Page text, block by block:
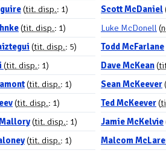
(tit. disp.: 1)
(tit. disp.: 1)
(tit. disp.: 5)
(tit. disp.: 1)
(tit. disp.: 1)
(tit. disp.: 1)
(tit. disp.: 1)
(tit. disp.: 1)
Scott McDaniel
Luke McDonell(
Todd McFarlane
Dave McKean(
Sean McKeever(
Ted McKeever(
Jamie McKelvie
Malcom